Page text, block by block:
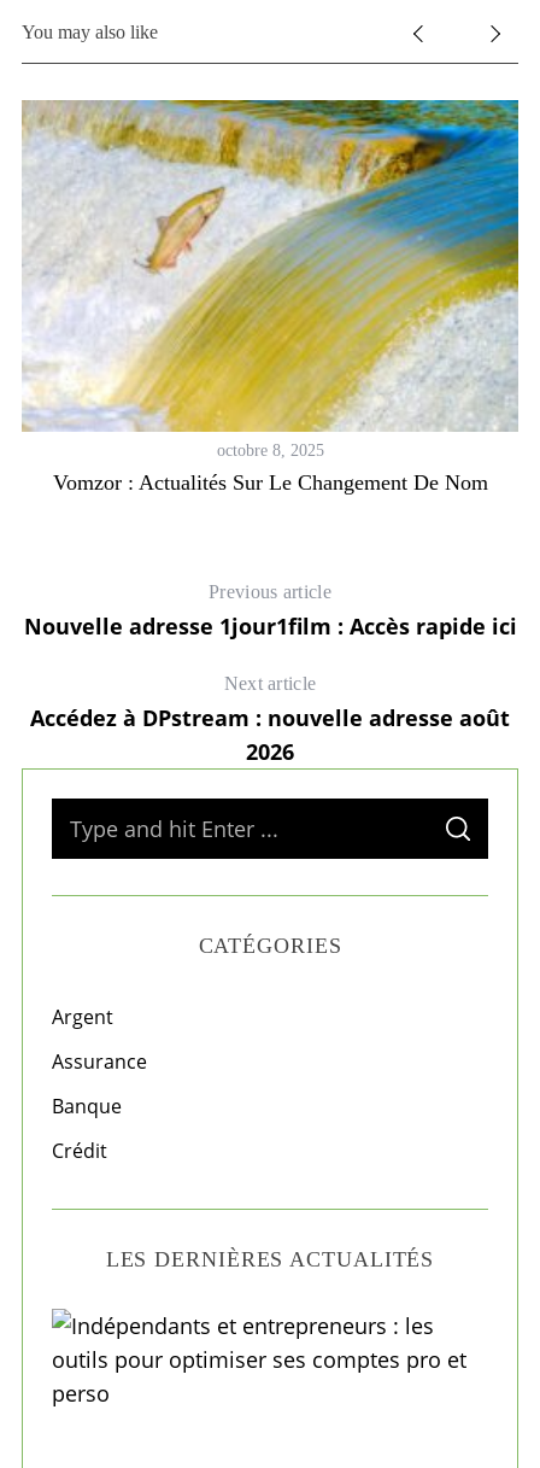
You may also like
octobre 8, 2025
Vomzor : Actualités Sur Le Changement De Nom
Previous article
Nouvelle adresse 1jour1film : Accès rapide ici
Next article
Accédez à DPstream : nouvelle adresse août
2026
f
o
:
S
A
C
CATÉGORIES
Argent
Assurance
Banque
Crédit
LES DERNIÈRES ACTUALITÉS